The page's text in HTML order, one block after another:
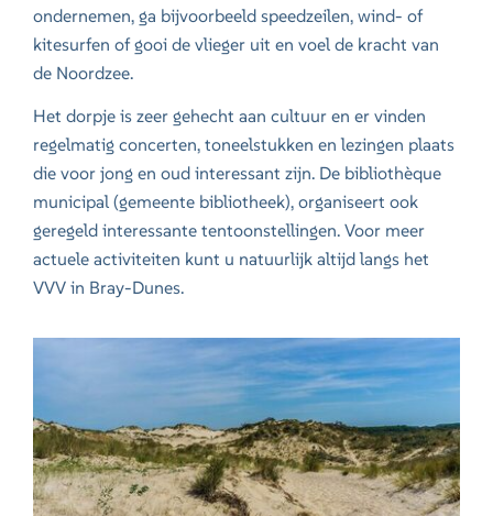
ondernemen, ga bijvoorbeeld speedzeilen, wind- of
kitesurfen of gooi de vlieger uit en voel de kracht van
de Noordzee.
Het dorpje is zeer gehecht aan cultuur en er vinden
regelmatig concerten, toneelstukken en lezingen plaats
die voor jong en oud interessant zijn. De bibliothèque
municipal (gemeente bibliotheek), organiseert ook
geregeld interessante tentoonstellingen. Voor meer
actuele activiteiten kunt u natuurlijk altijd langs het
VVV in Bray-Dunes.